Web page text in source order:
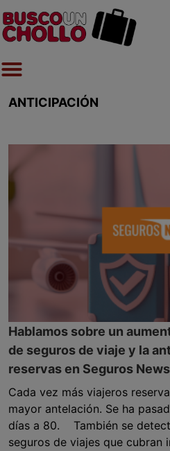
ANTICIPACIÓN
Hablamos sobre un
de seguros de viaje y la
reservas en Seguros News
Cada vez más viajeros
mayor antelación. Se ha
días a 80. También se
seguros de viajes que cubran